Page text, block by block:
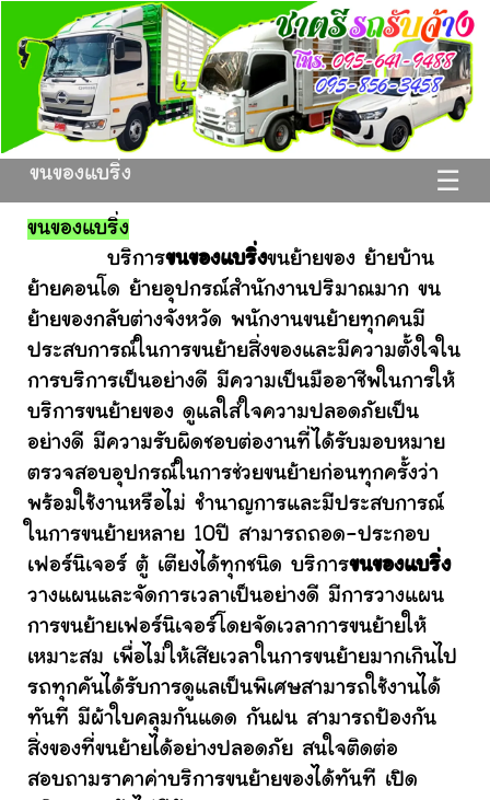
☰
ขนของแบริ่ง
ขนของแบริ่ง
บริการขนของแบริ่งขนย้ายของ ย้ายบ้าน
ย้ายคอนโด ย้ายอุปกรณ์สำนักงานปริมาณมาก ขน
ย้ายของกลับต่างจังหวัด พนักงานขนย้ายทุกคนมี
ประสบการณ์ในการขนย้ายสิ่งของและมีความตั้งใจใน
การบริการเป็นอย่างดี มีความเป็นมืออาชีพในการให้
บริการขนย้ายของ ดูแลใส่ใจความปลอดภัยเป็น
อย่างดี มีความรับผิดชอบต่องานที่ได้รับมอบหมาย
ตรวจสอบอุปกรณ์ในการช่วยขนย้ายก่อนทุกครั้งว่า
พร้อมใช้งานหรือไม่ ชำนาญการและมีประสบการณ์
ในการขนย้ายหลาย 10ปี สามารถถอด-ประกอบ
เฟอร์นิเจอร์ ตู้ เตียงได้ทุกชนิด บริการขนของแบริ่ง
วางแผนและจัดการเวลาเป็นอย่างดี มีการวางแผน
การขนย้ายเฟอร์นิเจอร์โดยจัดเวลาการขนย้ายให้
เหมาะสม เพื่อไม่ให้เสียเวลาในการขนย้ายมากเกินไป
รถทุกคันได้รับการดูแลเป็นพิเศษสามารถใช้งานได้
ทันที มีผ้าใบคลุมกันแดด กันฝน สามารถป้องกัน
สิ่งของที่ขนย้ายได้อย่างปลอดภัย สนใจติดต่อ
สอบถามราคาค่าบริการขนย้ายของได้ทันที เปิด